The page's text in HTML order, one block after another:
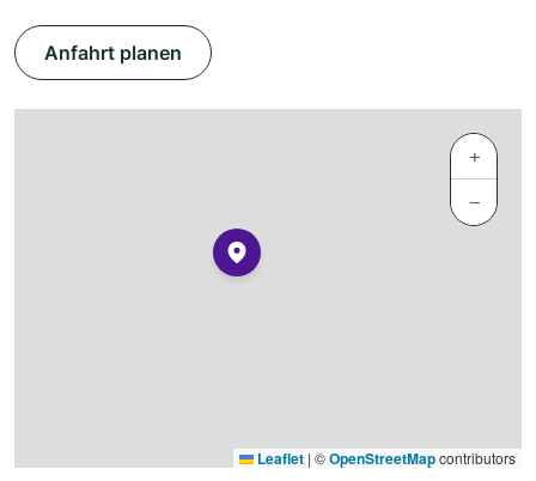
Anfahrt planen
+
−
Leaflet | ©OpenStreetMapcontributors